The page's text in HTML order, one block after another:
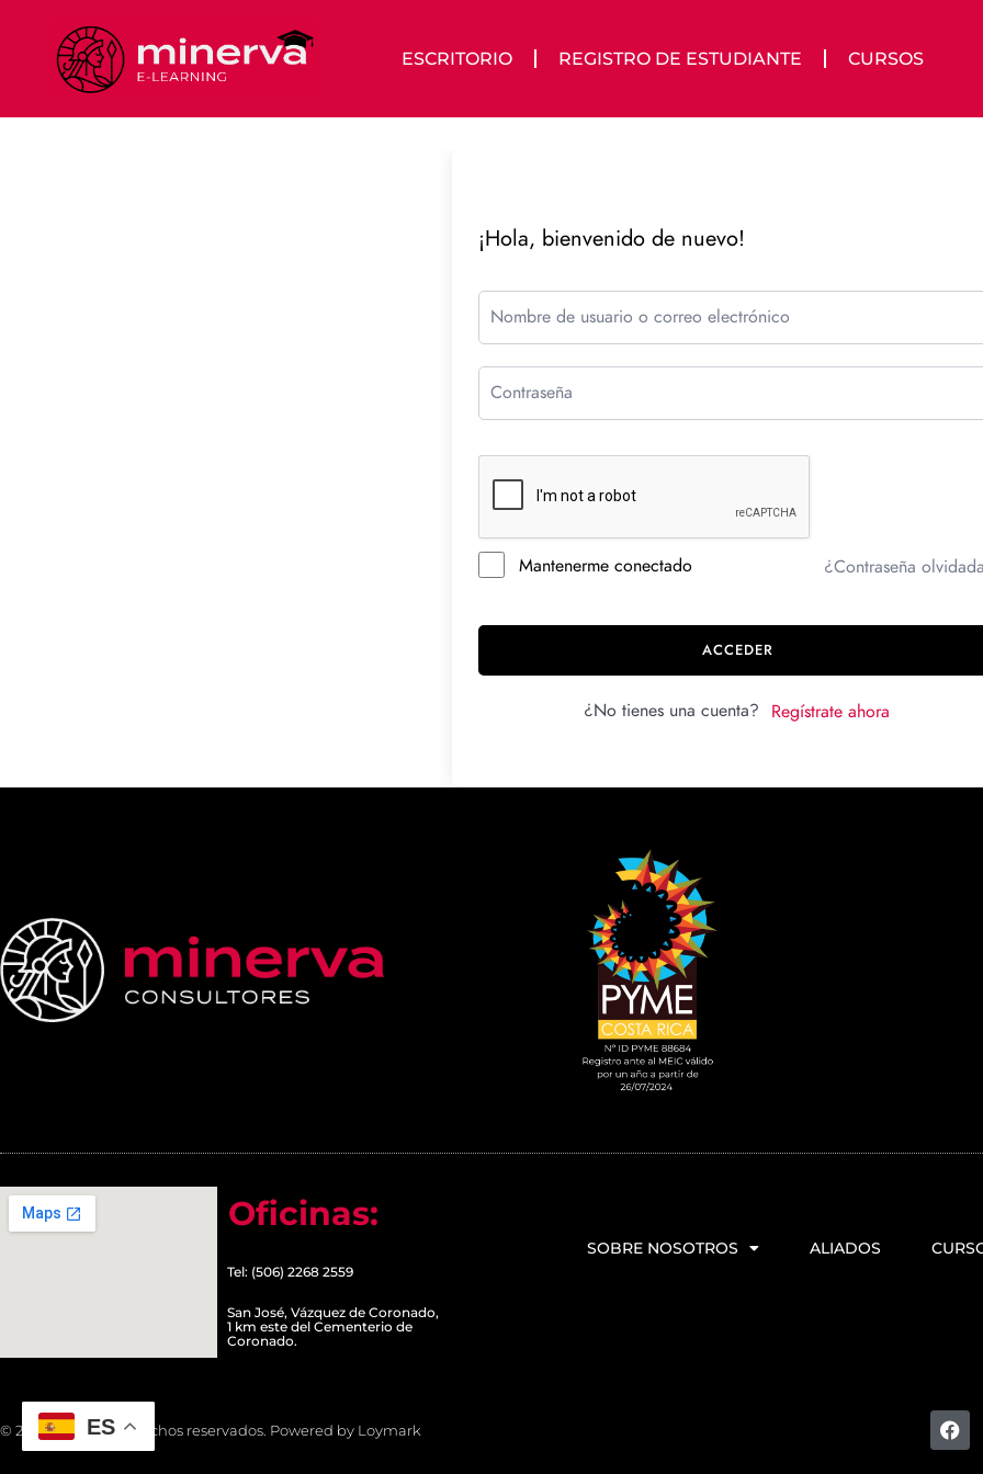
ESCRITORIO REGISTRO DE ESTUDIANTE CURSOS
¡Hola, bienvenido de nuevo!
Mantenerme conectado ¿Contraseña
ACCEDER
¿No tienes una cuenta? Regístrate ahora
Oficinas:
Tel: (506) 2268 2559
San José, Vázquez de Coronado,
1 km este del Cementerio de
Coronado.
SOBRE NOSOTROS ALIADOS
© 2022 Todos los derechos reservados. Powered by Loymark
ES